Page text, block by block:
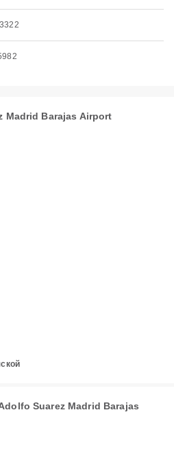
Madrid Barajas Airport
Suarez Madrid Barajas